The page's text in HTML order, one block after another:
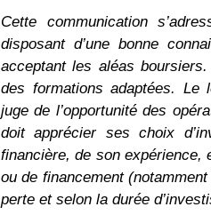
Cette communication
disposant d’une bonne
acceptant les aléas
des formations adaptées. Le
juge de l’opportunité des
doit apprécier ses choix
financière, de son expérience,
ou de financement
perte et selon la durée